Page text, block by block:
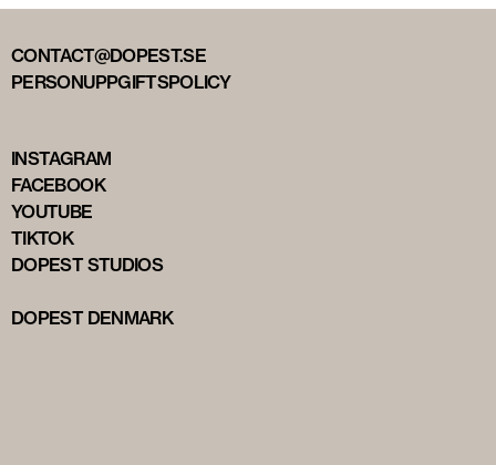
CONTACT@DOPEST.SE
PERSONUPPGIFTSPOLICY
INSTAGRAM
FACEBOOK
YOUTUBE
TIKTOK
DOPEST STUDIOS
DOPEST DENMARK